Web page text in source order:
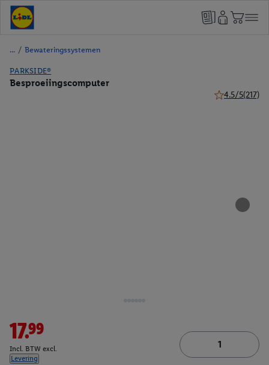
/ Bewateringssystemen
PARKSIDE®
Besproeiingscomputer
4.5/5(217)
17.99
Incl. BTW excl.
Levering